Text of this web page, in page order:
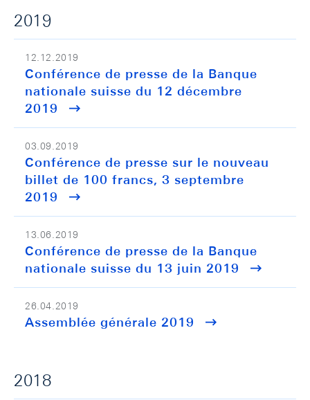
2019
12.12.2019
Conférence de presse de la Banque
nationale suisse du 12 décembre
2019
03.09.2019
Conférence de presse sur le nouveau
billet de 100 francs, 3 septembre
2019
13.06.2019
Conférence de presse de la Banque
nationale suisse du 13 juin 2019
26.04.2019
Assemblée générale 2019
2018